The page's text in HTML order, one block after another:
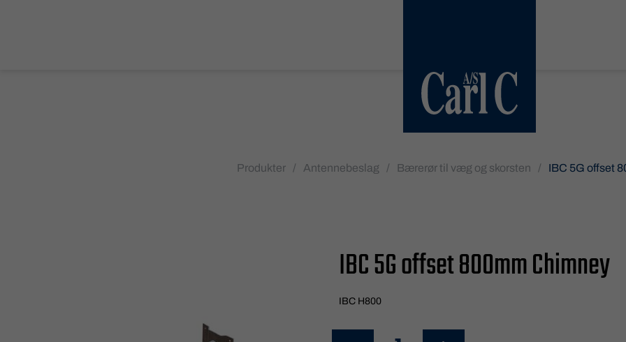
Produkter / Antennebeslag / Bærerør til væg og skorsten / IBC 5G offset
IBC 5G offset 800mm Chimney
IBC H800